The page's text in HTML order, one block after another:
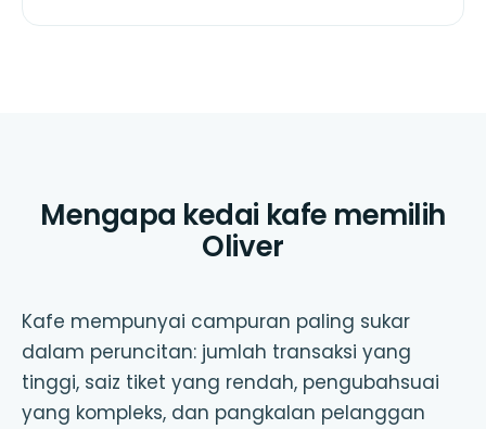
Mengapa kedai kafe memilih
Oliver
Kafe mempunyai campuran paling sukar
dalam peruncitan: jumlah transaksi yang
tinggi, saiz tiket yang rendah, pengubahsuai
yang kompleks, dan pangkalan pelanggan